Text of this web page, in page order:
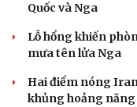
Quốc và Nga
Lỗ hổng khiến
mưa tên lửa Nga
Hai điểm nóng
khủng hoảng